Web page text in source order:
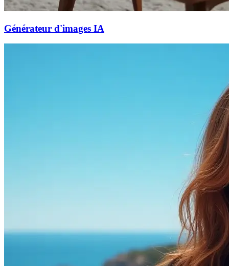
Générateur d'images IA